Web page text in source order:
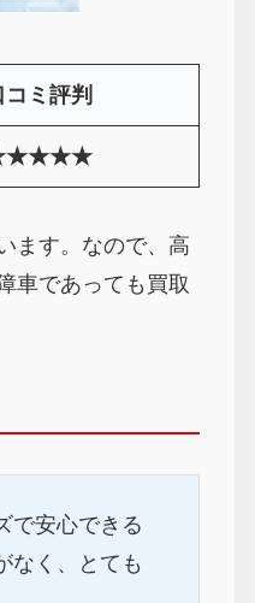
コミ評判
ます。なので、高
車であっても買取
で安心できる
なく、とても